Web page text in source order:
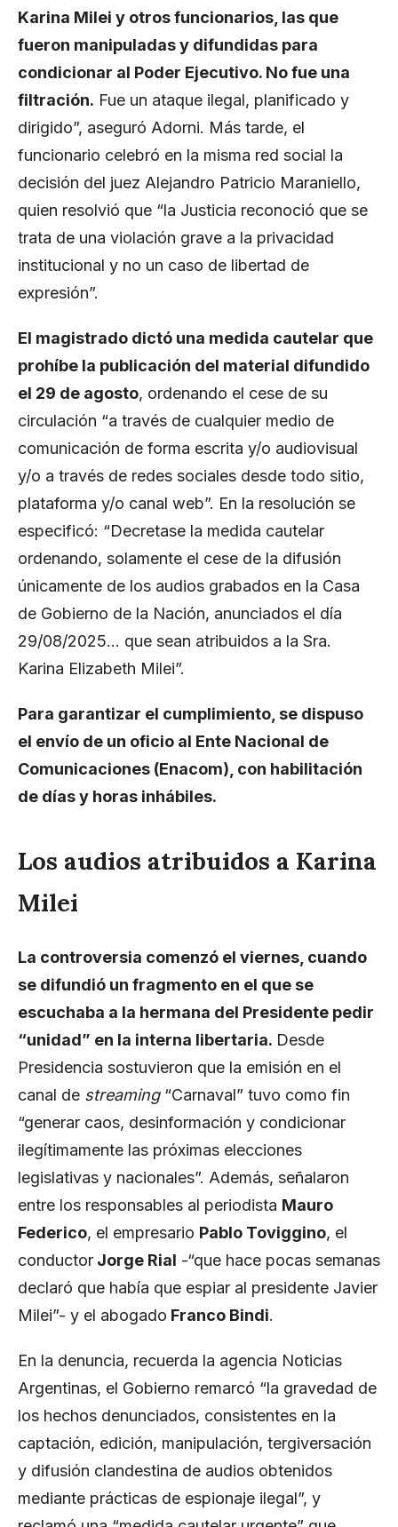
Karina Milei y otros funcionarios, las que
fueron manipuladas y difundidas para
condicionar al Poder Ejecutivo. No fue una
filtración. Fue un ataque ilegal, planificado y
dirigido”, aseguró Adorni. Más tarde, el
funcionario celebró en la misma red social la
decisión del juez Alejandro Patricio Maraniello,
quien resolvió que “la Justicia reconoció que se
trata de una violación grave a la privacidad
institucional y no un caso de libertad de
expresión”.
El magistrado dictó una medida cautelar que
prohíbe la publicación del material difundido
el 29 de agosto, ordenando el cese de su
circulación “a través de cualquier medio de
comunicación de forma escrita y/o audiovisual
y/o a través de redes sociales desde todo sitio,
plataforma y/o canal web”. En la resolución se
especificó: “Decretase la medida cautelar
ordenando, solamente el cese de la difusión
únicamente de los audios grabados en la Casa
de Gobierno de la Nación, anunciados el día
29/08/2025… que sean atribuidos a la Sra.
Karina Elizabeth Milei”.
Para garantizar el cumplimiento, se dispuso
el envío de un oficio al Ente Nacional de
Comunicaciones (Enacom), con habilitación
de días y horas inhábiles.
Los audios atribuidos a Karina
Milei
La controversia comenzó el viernes, cuando
se difundió un fragmento en el que se
escuchaba a la hermana del Presidente pedir
“unidad” en la interna libertaria. Desde
Presidencia sostuvieron que la emisión en el
canal de streaming “Carnaval” tuvo como fin
“generar caos, desinformación y condicionar
ilegítimamente las próximas elecciones
legislativas y nacionales”. Además, señalaron
entre los responsables al periodista Mauro
Federico, el empresario Pablo Toviggino, el
conductor Jorge Rial -“que hace pocas semanas
declaró que había que espiar al presidente Javier
Milei”- y el abogado Franco Bindi.
En la denuncia, recuerda la agencia Noticias
Argentinas, el Gobierno remarcó “la gravedad de
los hechos denunciados, consistentes en la
captación, edición, manipulación, tergiversación
y difusión clandestina de audios obtenidos
mediante prácticas de espionaje ilegal”, y